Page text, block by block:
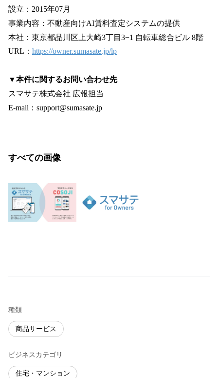
設立：2015年07月
事業内容：不動産向けAI賃料査定システムの提供
本社：東京都品川区上大崎3丁目3−1 自転車総合ビル 8階
URL： https://owner.sumasate.jp/lp
▼本件に関するお問い合わせ先
スマサテ株式会社 広報担当
E-mail：support@sumasate.jp
すべての画像
種類
商品サービス
ビジネスカテゴリ
住宅・マンション